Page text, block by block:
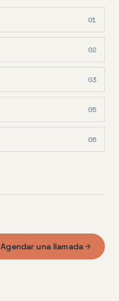
01
02
03
05
06
Agendar una llamada